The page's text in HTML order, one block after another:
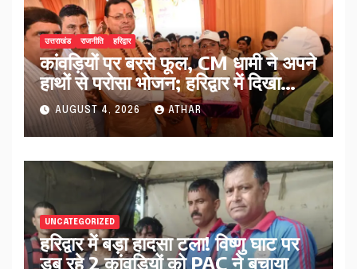
उत्तराखंड राजनीति हरिद्वार
कांवड़ियों पर बरसे फूल, CM धामी ने अपने
हाथों से परोसा भोजन; हरिद्वार में दिखा
आस्था का अद्भुत संगम…
AUGUST 4, 2026 ATHAR
UNCATEGORIZED
हरिद्वार में बड़ा हादसा टला! विष्णु घाट पर
डूब रहे 2 कांवड़ियों को PAC ने बचाया